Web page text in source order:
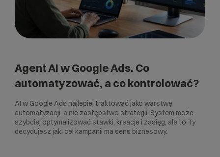
Agent AI w Google Ads. Co
automatyzować, a co kontrolować?
AI w Google Ads najlepiej traktować jako warstwę
automatyzacji, a nie zastępstwo strategii. System może
szybciej optymalizować stawki, kreacje i zasięg, ale to Ty
decydujesz jaki cel kampanii ma sens biznesowy.